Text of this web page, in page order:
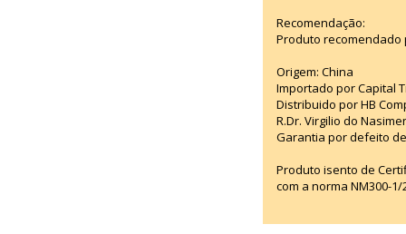
Recomendação:
Produto recomendado
Origem: China
Importado por Capital
Distribuido por HB
R.Dr. Virgilio do
Garantia por defeito
Produto isento de
com a norma NM300-